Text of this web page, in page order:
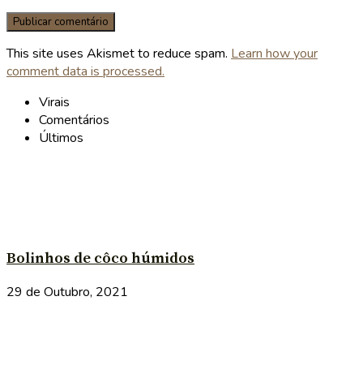
This site uses Akismet to reduce spam. Learn how your
comment data is processed.
Virais
Comentários
Últimos
Bolinhos de côco húmidos
29 de Outubro, 2021